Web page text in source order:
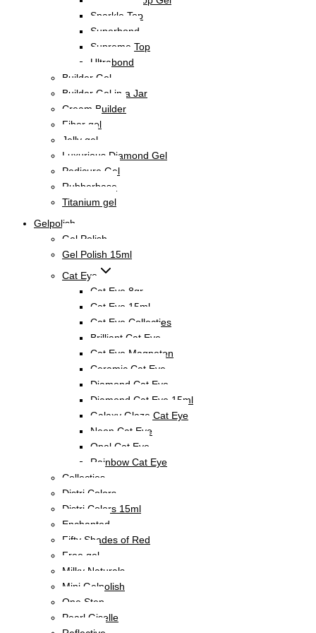
Sparkle Top
Superbond
Supreme Top
Ultrabond
Builder Gel
Builder Gel in a Jar
Cream Builder
Fiber gel
Jelly gel
Luxurious Diamond Gel
Pedicure Gel
Rubberbase
Titanium gel
Gelpolish
Gel Polish
Gel Polish 15ml
Cat Eye
Cat Eye 8gr
Cat Eye 15ml
Cat Eye Collecties
Brilliant Cat Eye
Cat Eye Magneten
Ceramic Cat Eye
Diamond Cat Eye
Diamond Cat Eye 15ml
Galaxy Glaze Cat Eye
Neon Cat Eye
Opal Cat Eye
Rainbow Cat Eye
Collecties
Distri Colors
Distri Colors 15ml
Enchanted
Fifty Shades of Red
Free gel
Milky Naturals
Mini Gelpolish
One Step
Pearl Giselle